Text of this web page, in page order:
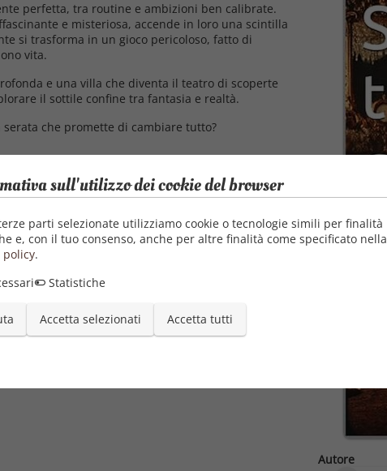
Autore
perfetta, tra routine e ambizioni ben calibrate.
e misteriosa, accende in loro una scintilla
si trasforma in un gioco pericoloso, fatto di
vita.
e una villa che diventa il teatro di scoperte
il sottile confine tra fantasia e realtà.
che promette di cambiare tutto?
sull'utilizzo dei cookie del browser
parti selezionate utilizziamo cookie o tecnologie simili per finalità
e, con il tuo consenso, anche per altre finalità come specificato nella
policy.
Statistiche
Accetta selezionati Accetta tutti